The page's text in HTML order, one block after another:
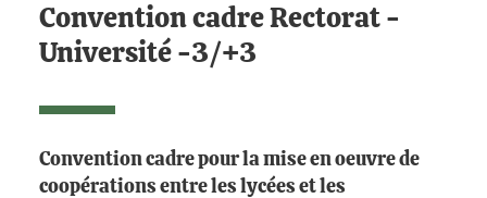
Convention cadre Rectorat -
Université -3/+3
Convention cadre pour la mise en oeuvre de
coopérations entre les lycées et les